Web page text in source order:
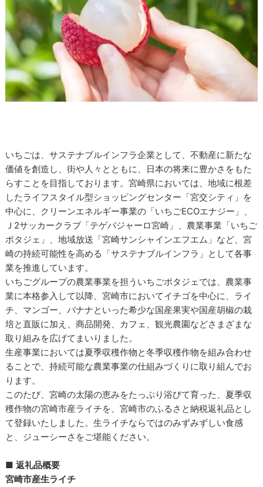
いちごは、サステナブルインフラ企業として、不動産に新たな
価値を創造し、街や人々とともに、日本の将来に豊かさをもた
らすことを目指しております。宮崎県においては、地域に根差
したライフスタイル型ショッピングセンター「宮交シティ」を
中心に、クリーンエネルギー事業の「いちごECOエナジー」、
Ｊ2サッカークラブ「テゲバジャーロ宮崎」、農業事業「いちご
ポタジェ」、地域放送「宮崎サンシャインエフエム」など、宮
崎の持続可能性を高める「サステナブルインフラ」として各事
業を推進しています。
いちごグループの農業事業を担ういちごポタジェでは、農業事
業に本格参入して以降、宮崎市においてイチゴを中心に、ライ
チ、マンゴー、バナナといった希少な国産果実や国産胡椒の栽
培と直販に加え、商品開発、カフェ、観光農園などさまざまな
取り組みを広げてまいりました。
生産事業においては夏季収穫作物と冬季収穫作物を組み合わせ
ることで、持続可能な農業事業の仕組みづくりに取り組んでお
ります。
このたび、宮崎の太陽の恵みをたっぷり浴びて育った、夏季収
穫作物の宮崎市産ライチを、宮崎市のふるさと納税返礼品とし
て登録いたしました。生ライチならではのみずみずしい食感
と、ジューシーさをご堪能ください。
■返礼品概要
宮崎市産生ライチ